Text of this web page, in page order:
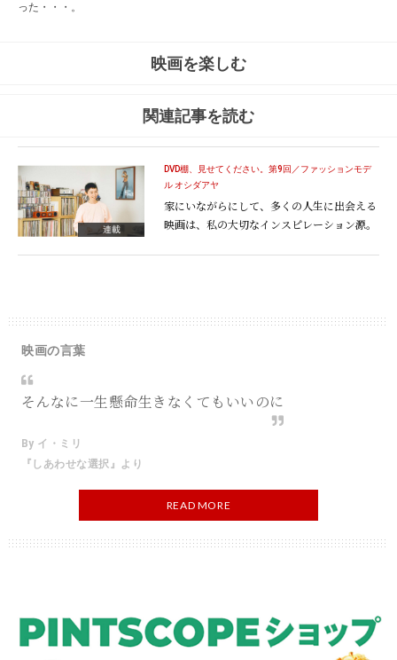
った・・・。
映画を楽しむ
関連記事を読む
連載
DVD棚、見せてください。第9回／ファッションモデ
ル オシダアヤ
家にいながらにして、多くの人生に出会える
映画は、私の大切なインスピレーション源。
映画の言葉
そんなに一生懸命生きなくてもいいのに
By イ・ミリ
『しあわせな選択』より
READ MORE